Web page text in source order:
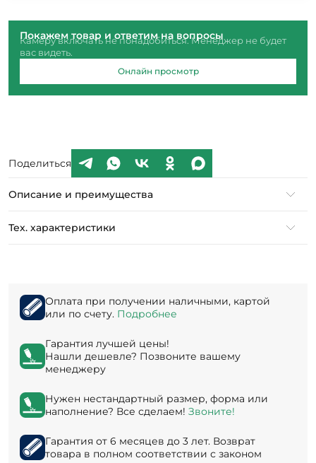
Покажем товар и ответим на вопросы
Камеру включать не понадобиться. Менеджер не будет
вас видеть.
Онлайн просмотр
Поделиться
Описание и преимущества
Тех. характеристики
Оплата при получении наличными, картой
или по счету. Подробнее
Гарантия лучшей цены!
Нашли дешевле? Позвоните вашему
менеджеру
Нужен нестандартный размер, форма или
наполнение? Все сделаем! Звоните!
Гарантия от 6 месяцев до 3 лет. Возврат
товара в полном соответствии с законом